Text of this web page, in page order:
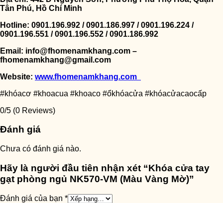
Tân Phú, Hồ Chí Minh
Hotline: 0901.196.992 / 0901.186.997 / 0901.196.224 /
0901.196.551 / 0901.196.552 / 0901.186.992
Email: info@fhomenamkhang.com –
fhomenamkhang@gmail.com
Website: www.fhomenamkhang.com
#khóacơ #khoacua #khoaco #ổkhóacửa #khóacửacaocấp
0/5 (0 Reviews)
Đánh giá
Chưa có đánh giá nào.
Hãy là người đầu tiên nhận xét “Khóa cửa tay
gạt phòng ngủ NK570-VM (Màu Vàng Mờ)”
Đánh giá của bạn *